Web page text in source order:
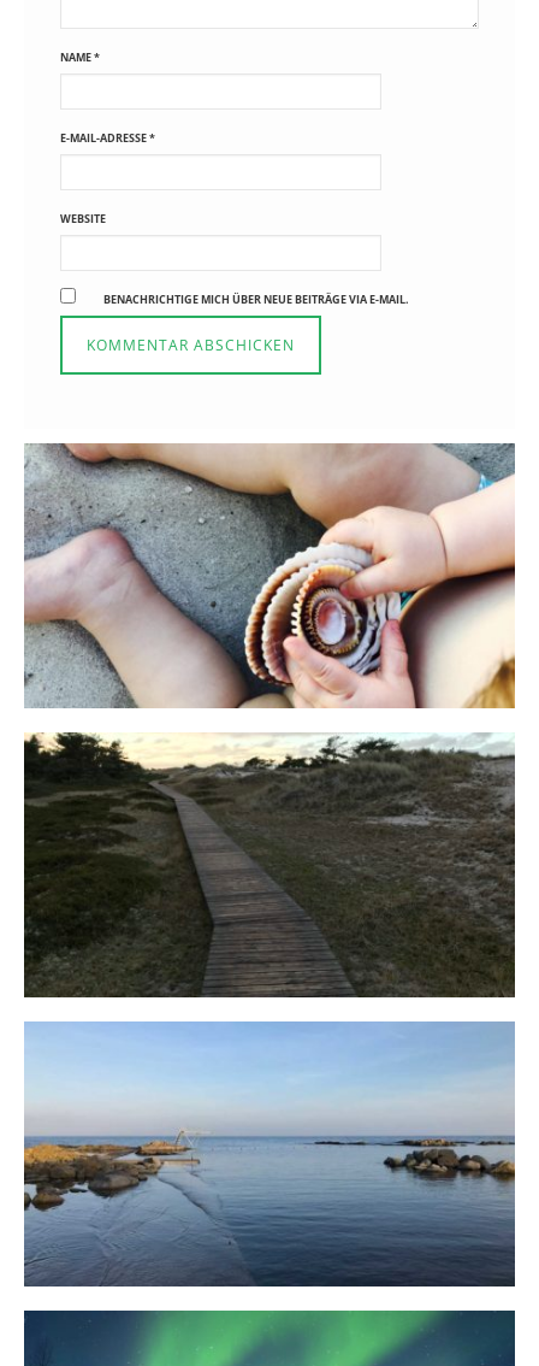
NAME*
E-MAIL-ADRESSE*
WEBSITE
BENACHRICHTIGE MICH ÜBER NEUE BEITRÄGE VIA E-MAIL.
Reisen in der Elternzeit
16. SEPTEMBER 2019
Fischland
12. FEBRUAR 2019
Bornholm
29. OKTOBER 2018